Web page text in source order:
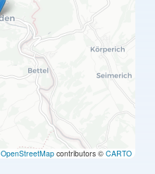
OpenStreetMap contributors © CARTO